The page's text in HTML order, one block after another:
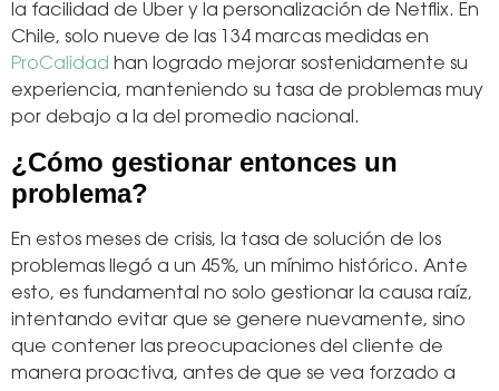
la facilidad de Uber y la personalización de Netflix. En
Chile, solo nueve de las 134 marcas medidas en
ProCalidad han logrado mejorar sostenidamente su
experiencia, manteniendo su tasa de problemas muy
por debajo a la del promedio nacional.
¿Cómo gestionar entonces un
problema?
En estos meses de crisis, la tasa de solución de los
problemas llegó a un 45%, un mínimo histórico. Ante
esto, es fundamental no solo gestionar la causa raíz,
intentando evitar que se genere nuevamente, sino
que contener las preocupaciones del cliente de
manera proactiva, antes de que se vea forzado a